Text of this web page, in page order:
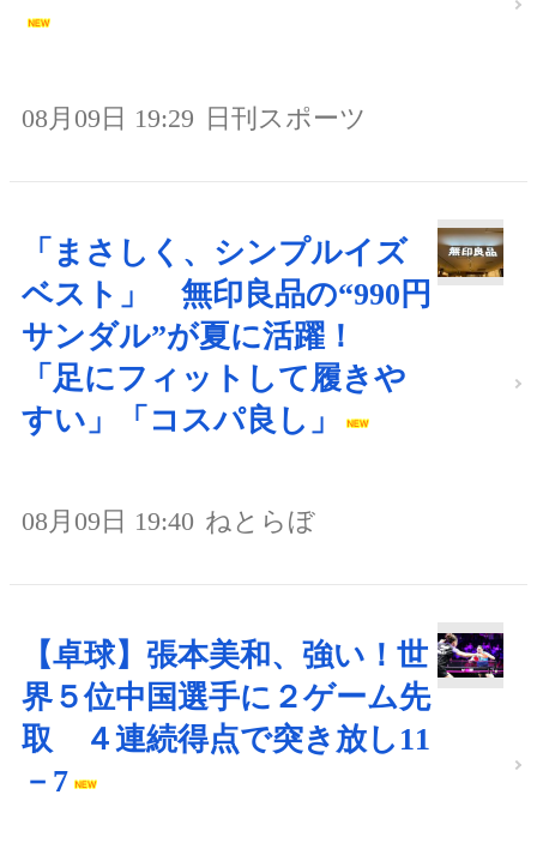
08月09日 19:29 日刊スポーツ
「まさしく、シンプルイズ
ベスト」 無印良品の“990円
サンダル”が夏に活躍！
「足にフィットして履きや
すい」「コスパ良し」
08月09日 19:40 ねとらぼ
【卓球】張本美和、強い！世
界５位中国選手に２ゲーム先
取 ４連続得点で突き放し11
－7